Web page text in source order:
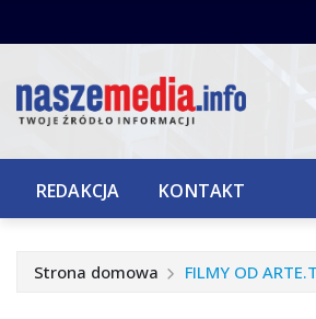
do
REDAKCJA KONTAKT
Strona domowa FILMY OD